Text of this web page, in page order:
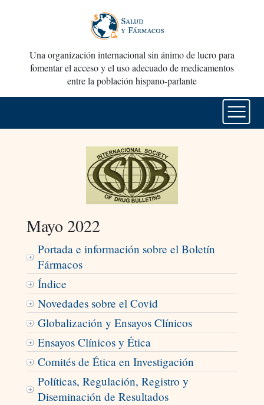
Una organización internacional sin ánimo de lucro para
fomentar el acceso y el uso adecuado de medicamentos
entre la población hispano-parlante
Mayo 2022
Portada e información sobre el Boletín
Fármacos
Índice
Novedades sobre el Covid
Globalización y Ensayos Clínicos
Ensayos Clínicos y Ética
Comités de Ética en Investigación
Políticas, Regulación, Registro y
Diseminación de Resultados